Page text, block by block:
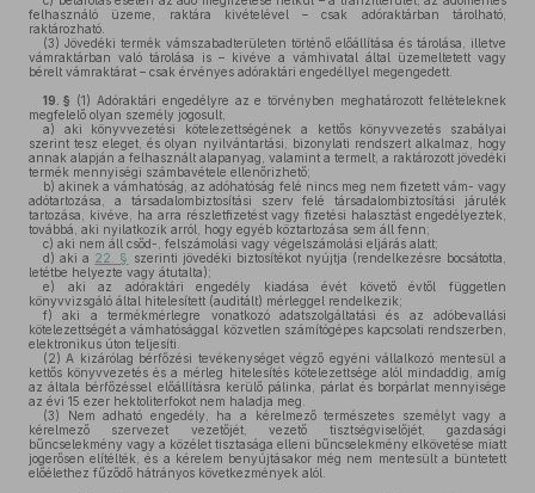
felhasználó üzeme, raktára kivételével – csak adóraktárban tárolható,
raktározható.
(3) Jövedéki termék vámszabadterületen történő előállítása és tárolása, illetve
vámraktárban való tárolása is – kivéve a vámhivatal által üzemeltetett vagy
bérelt vámraktárat – csak érvényes adóraktári engedéllyel megengedett.
19. § (1) Adóraktári engedélyre az e törvényben meghatározott feltételeknek
megfelelő olyan személy jogosult,
a) aki könyvvezetési kötelezettségének a kettős könyvvezetés szabályai
szerint tesz eleget, és olyan nyilvántartási, bizonylati rendszert alkalmaz, hogy
annak alapján a felhasznált alapanyag, valamint a termelt, a raktározott jövedéki
termék mennyiségi számbavétele ellenőrizhető;
b) akinek a vámhatóság, az adóhatóság felé nincs meg nem fizetett vám- vagy
adótartozása, a társadalombiztosítási szerv felé társadalombiztosítási járulék
tartozása, kivéve, ha arra részletfizetést vagy fizetési halasztást engedélyeztek,
továbbá, aki nyilatkozik arról, hogy egyéb köztartozása sem áll fenn;
c) aki nem áll csőd-, felszámolási vagy végelszámolási eljárás alatt;
d) aki a 22. § szerinti jövedéki biztosítékot nyújtja (rendelkezésre bocsátotta,
letétbe helyezte vagy átutalta);
e) aki az adóraktári engedély kiadása évét követő évtől független
könyvvizsgáló által hitelesített (auditált) mérleggel rendelkezik;
f) aki a termékmérlegre vonatkozó adatszolgáltatási és az adóbevallási
kötelezettségét a vámhatósággal közvetlen számítógépes kapcsolati rendszerben,
elektronikus úton teljesíti.
(2) A kizárólag bérfőzési tevékenységet végző egyéni vállalkozó mentesül a
kettős könyvvezetés és a mérleg hitelesítés kötelezettsége alól mindaddig, amíg
az általa bérfőzéssel előállításra kerülő pálinka, párlat és borpárlat mennyisége
az évi 15 ezer hektoliterfokot nem haladja meg.
(3) Nem adható engedély, ha a kérelmező természetes személyt vagy a
kérelmező szervezet vezetőjét, vezető tisztségviselőjét, gazdasági
bűncselekmény vagy a közélet tisztasága elleni bűncselekmény elkövetése miatt
jogerősen elítélték, és a kérelem benyújtásakor még nem mentesült a büntetett
előélethez fűződő hátrányos következmények alól.